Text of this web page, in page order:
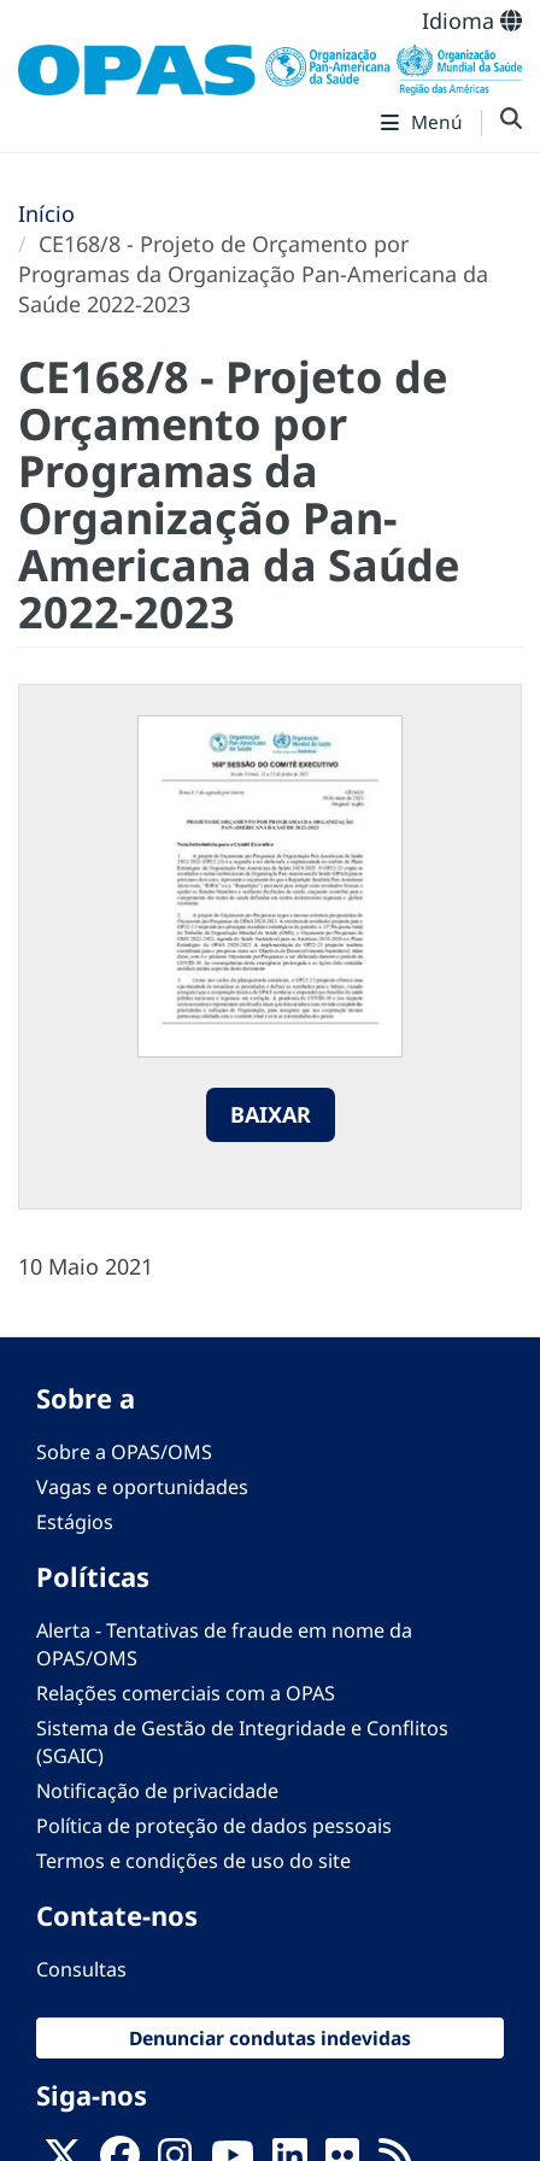
Idioma
Menú
Início
CE168/8 - Projeto de Orçamento por
Programas da Organização Pan-Americana da
Saúde 2022-2023
CE168/8 - Projeto de
Orçamento por
Programas da
Organização Pan-
Americana da Saúde
2022-2023
BAIXAR
10 Maio 2021
Sobre a
Sobre a OPAS/OMS
Vagas e oportunidades
Estágios
Políticas
Alerta - Tentativas de fraude em nome da
OPAS/OMS
Relações comerciais com a OPAS
Sistema de Gestão de Integridade e Conflitos
(SGAIC)
Notificação de privacidade
Política de proteção de dados pessoais
Termos e condições de uso do site
Contate-nos
Consultas
Denunciar condutas indevidas
Siga-nos